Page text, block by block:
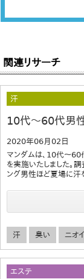
関連リサーチ
汗
10代～60代男
2020年06月02日
マンダムは、10代～
を実施いたしました。
ング男性ほど夏場に汗
汗 臭い ニオイ
エステ